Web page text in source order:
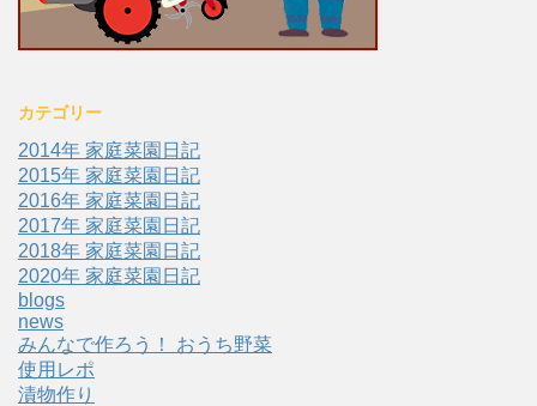
カテゴリー
2014年 家庭菜園日記
2015年 家庭菜園日記
2016年 家庭菜園日記
2017年 家庭菜園日記
2018年 家庭菜園日記
2020年 家庭菜園日記
blogs
news
みんなで作ろう！ おうち野菜
使用レポ
漬物作り